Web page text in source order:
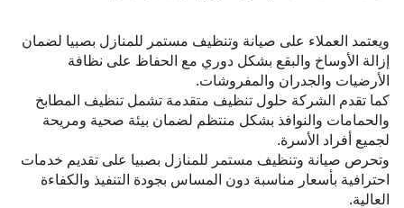
ويعتمد العملاء على صيانة وتنظيف مستمر للمنازل بصبيا لضمان
إزالة الأوساخ والبقع بشكل دوري مع الحفاظ على نظافة
الأرضيات والجدران والمفروشات.
كما تقدم الشركة حلول تنظيف متقدمة تشمل تنظيف المطابخ
والحمامات والنوافذ بشكل منتظم لضمان بيئة صحية ومريحة
لجميع أفراد الأسرة.
وتحرص صيانة وتنظيف مستمر للمنازل بصبيا على تقديم خدمات
احترافية بأسعار مناسبة دون المساس بجودة التنفيذ والكفاءة
العالية.